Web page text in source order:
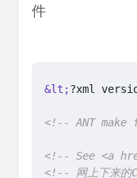
件
&lt;
<!-- ANT
<!-- See <a
<!-- 网上下来